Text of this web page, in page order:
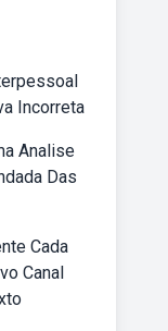
Incorreta
Analise
Das
Cada
Canal